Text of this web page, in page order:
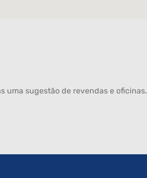
uma sugestão de revendas e